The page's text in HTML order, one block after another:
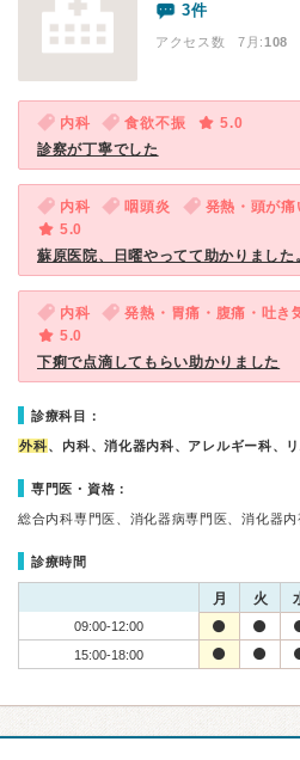
3件
アクセス数 7月:108
内科 食欲不振
5.0
診察が丁寧でした
内科 咽頭炎
発熱・頭が痛
5.0
蘇原医院、日曜やってて助かりました
内科
発熱・胃痛・腹痛・吐き
5.0
下痢で点滴してもらい助かりました
診療科目：
外科、内科、消化器内科、アレルギー科、
専門医・資格：
総合内科専門医、消化器病専門医、消化器
診療時間
月 火
09:00-12:00
15:00-18:00